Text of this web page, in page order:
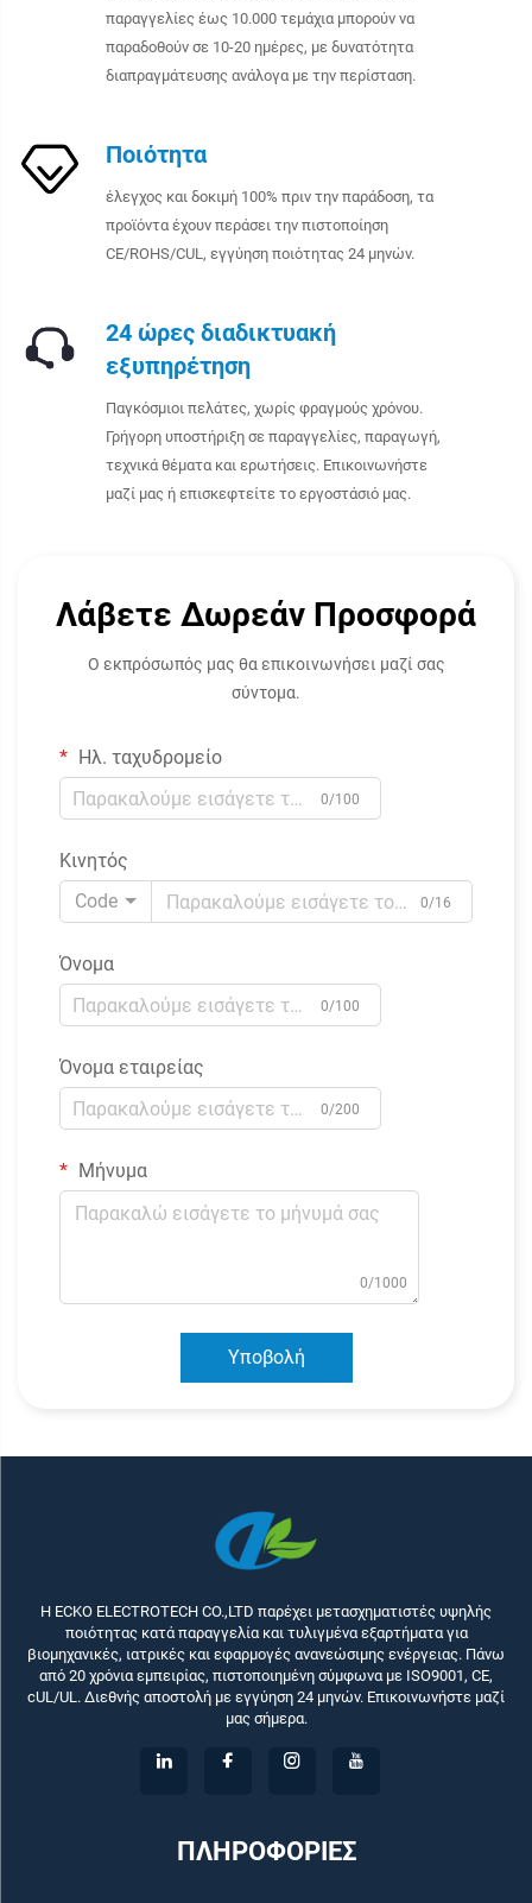
παραγγελίες έως 10.000 τεμάχια μπορούν να
παραδοθούν σε 10-20 ημέρες, με δυνατότητα
διαπραγμάτευσης ανάλογα με την περίσταση.
Ποιότητα
έλεγχος και δοκιμή 100% πριν την παράδοση, τα
προϊόντα έχουν περάσει την πιστοποίηση
CE/ROHS/CUL, εγγύηση ποιότητας 24 μηνών.
24 ώρες διαδικτυακή
εξυπηρέτηση
Παγκόσμιοι πελάτες, χωρίς φραγμούς χρόνου.
Γρήγορη υποστήριξη σε παραγγελίες, παραγωγή,
τεχνικά θέματα και ερωτήσεις. Επικοινωνήστε
μαζί μας ή επισκεφτείτε το εργοστάσιό μας.
Λάβετε Δωρεάν Προσφορά
Ο εκπρόσωπός μας θα επικοινωνήσει μαζί σας
σύντομα.
Ηλ. ταχυδρομείο
0/100
Κινητός
Code
0/16
Όνομα
0/100
Όνομα εταιρείας
0/200
Μήνυμα
0/1000
Υποβολή
Η ECKO ELECTROTECH CO.,LTD παρέχει μετασχηματιστές υψηλής
ποιότητας κατά παραγγελία και τυλιγμένα εξαρτήματα για
βιομηχανικές, ιατρικές και εφαρμογές ανανεώσιμης ενέργειας. Πάνω
από 20 χρόνια εμπειρίας, πιστοποιημένη σύμφωνα με ISO9001, CE,
cUL/UL. Διεθνής αποστολή με εγγύηση 24 μηνών. Επικοινωνήστε μαζί
μας σήμερα.
ΠΛΗΡΟΦΟΡΙΕΣ